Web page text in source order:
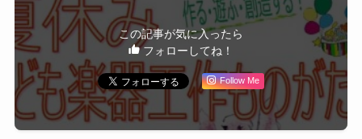
この記事が気に入ったら
フォローしてね！
Follow Me